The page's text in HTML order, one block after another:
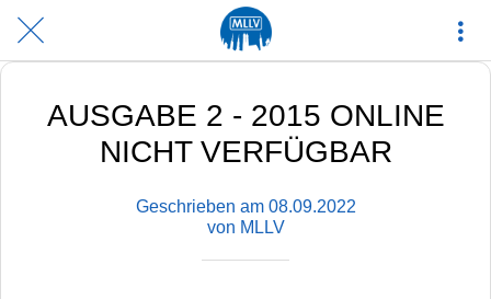
AUSGABE 2 - 2015 ONLINE
NICHT VERFÜGBAR
Geschrieben am 08.09.2022
von MLLV